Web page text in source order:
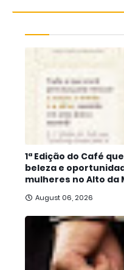
1ª Edição do Café
beleza e
mulheres no Alto da
August 06, 2026